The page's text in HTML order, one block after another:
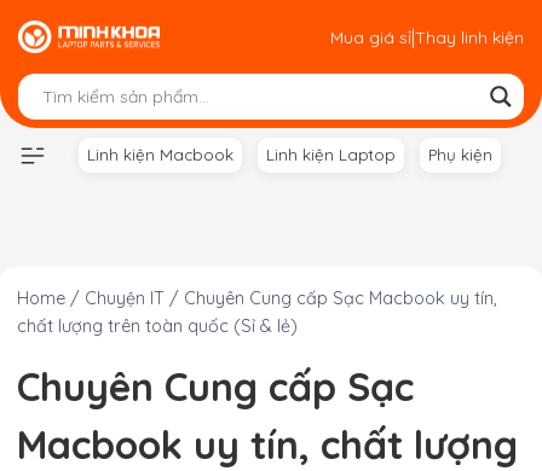
Skip
to
content
Mua giá sỉ|Thay linh kiện
Linh kiện Macbook Linh kiện Laptop Phụ kiện
Home / Chuyện IT / Chuyên Cung cấp Sạc Macbook uy tín,
chất lượng trên toàn quốc (Sỉ & lẻ)
Chuyên Cung cấp Sạc
Macbook uy tín, chất lượng